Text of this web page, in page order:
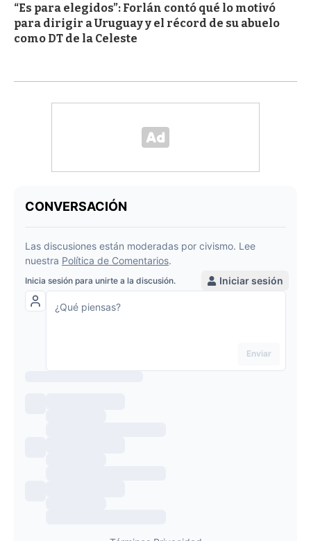
“Es para elegidos”: Forlán contó qué lo motivó
para dirigir a Uruguay y el récord de su abuelo
como DT de la Celeste